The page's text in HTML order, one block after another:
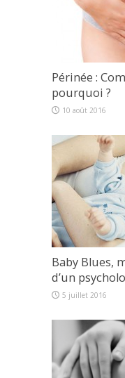
Périnée :
pourquoi ?
10 août 2016
Baby Blues,
d’un
5 juillet 2016